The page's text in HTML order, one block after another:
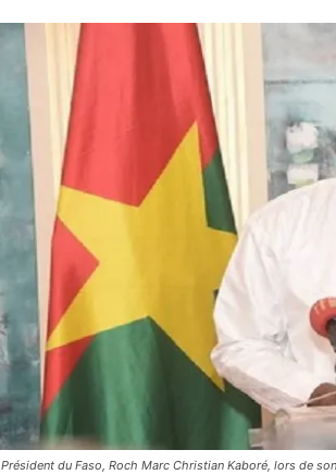
du Faso, Roch Marc Christian Kaboré, lors de